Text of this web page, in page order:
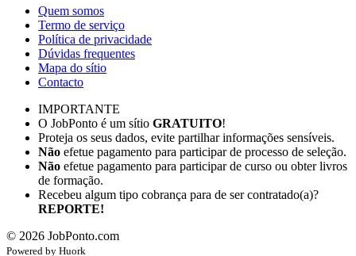
Quem somos
Termo de serviço
Política de privacidade
Dúvidas frequentes
Mapa do sítio
Contacto
IMPORTANTE
O JobPonto é um sítio GRATUITO!
Proteja os seus dados, evite partilhar informações sensíveis.
Não efetue pagamento para participar de processo de seleção.
Não efetue pagamento para participar de curso ou obter livros
de formação.
Recebeu algum tipo cobrança para de ser contratado(a)?
REPORTE!
© 2026 JobPonto.com
Powered by Huork